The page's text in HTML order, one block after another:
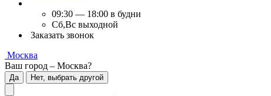
09:30 — 18:00 в будни
Сб,Вс выходной
Заказать звонок
Москва
Ваш город – Москва?
Да Нет, выбрать другой